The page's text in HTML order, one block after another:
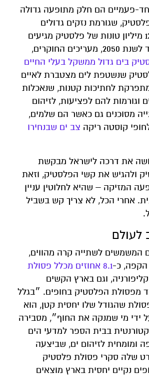
פעמיים הם חלק מתופעה גדולה
שגורמת נזקים גדולים
לסביבה הימית. 12 מיליון טונות של פלסטיק מגיעים
החוקרים,
בים גדול ממשקל בעלי החיים
שנשטפת לים מצטברת לאיים
לחתיכות קטנות, שנאכלות
וגורמות להם לפציעות, לזיהום
מסוכנים גם כאשר הם שלמים,
קוסטה ריקה צב ים שבנחירו
את דרכה לישראל מבקשת
ולהגיש את קשי הפלסטיק, וזאת
המזיקה – שהיא לחלוטין עניין
אחרי הכל, לא צריך קש בשביל
לעולם
המשמשים לשתייה קרה מהווים,
הקפה, כ-
8.1 אחוזים מכלל פסולת
וגם בארץ הקשים
מפסולת הפלסטיק בחופים. ״בגלל
שהגודל שלו יחסית קטן, הוא
ידי מי שמנקה את החוף״, מסבירה
בבית הספר למדעי הים
ומומחית לזיהום ים, שביצעה
שלה סקרי פסולת פלסטיק
נקיים יחסית בארץ מוצאים